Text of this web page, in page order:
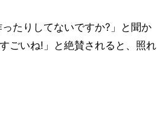
たりしてないですか?」と聞か
ごいね!」と絶賛されると、照れ